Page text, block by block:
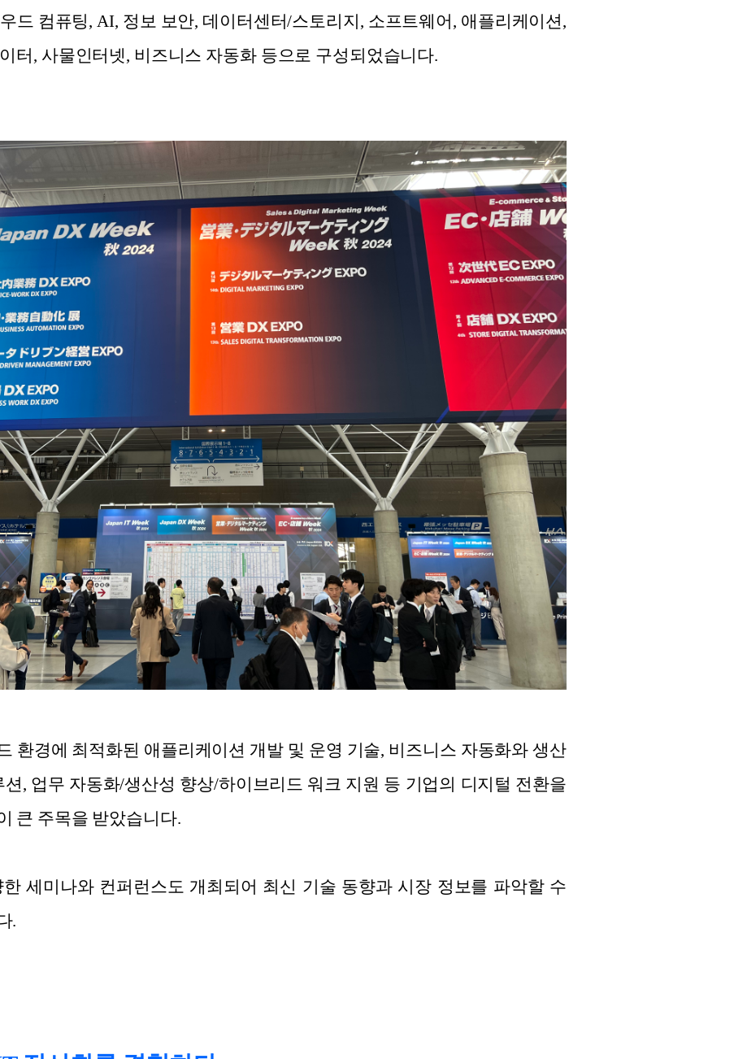
드 컴퓨팅, AI, 정보 보안, 데이터센터/스토리지, 소프트웨어, 애플리케이션,
터, 사물인터넷, 비즈니스 자동화 등으로 구성되었습니다.
환경에 최적화된 애플리케이션 개발 및 운영 기술, 비즈니스 자동화와 생산
, 업무 자동화/생산성 향상/하이브리드 워크 지원 등 기업의 디지털 전환을
큰 주목을 받았습니다.
세미나와 컨퍼런스도 개최되어 최신 기술 동향과 시장 정보를 파악할 수
.